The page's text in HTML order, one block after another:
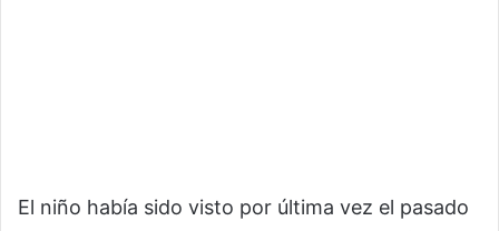
El niño había sido visto por última vez el pasado